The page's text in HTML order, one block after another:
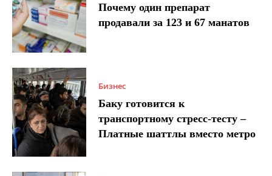
Почему один препарат
продавали за 123 и 67 манатов
Бизнес
Баку готовится к
транспортному стресс-тесту –
Платные шаттлы вместо метро